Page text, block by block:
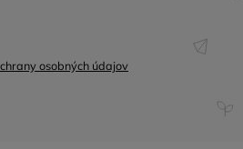
osobných údajov